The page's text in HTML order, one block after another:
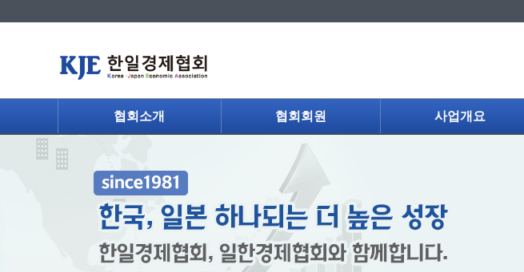
협회소개 협회회원 사업개요